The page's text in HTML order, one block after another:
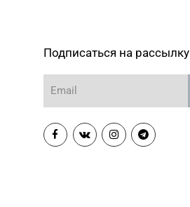
Подписаться на рассылку